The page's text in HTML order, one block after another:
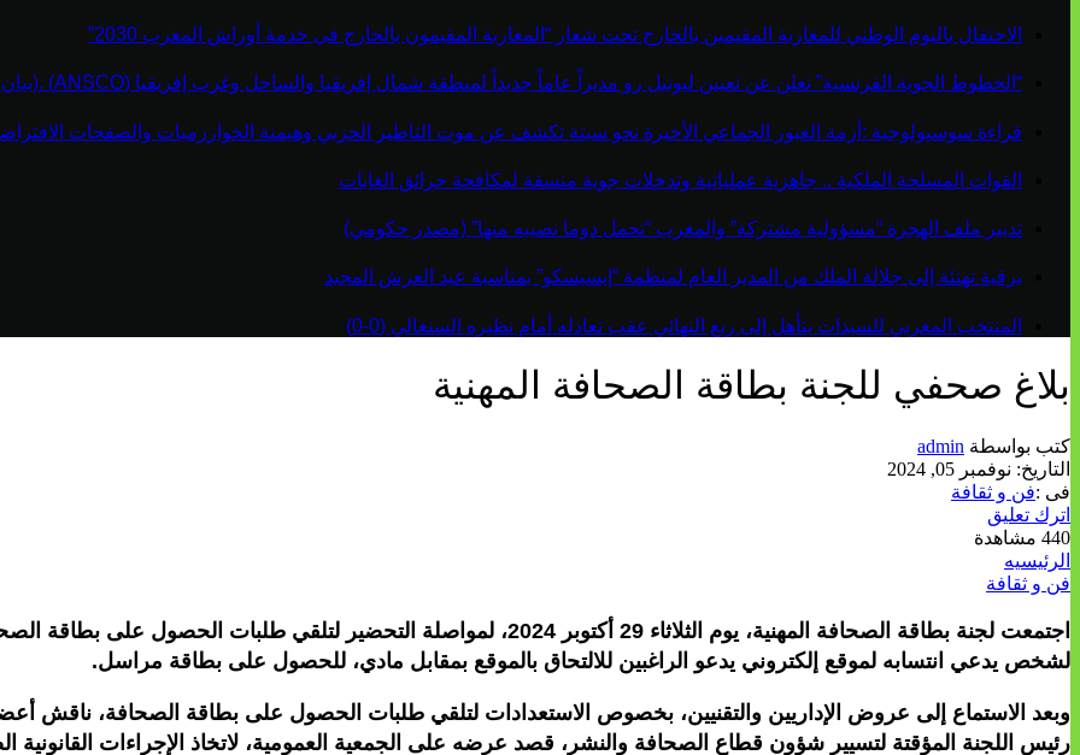
الاحتفال باليوم الوطني للمغاربة المقيمين بالخارج تحت شعار “المغاربة المقيمون بالخارج في خدمة أوراش المغرب 2030”
“الخطوط الجوية الفرنسية” تعلن عن تعيين ليونيل رو مديراً عاماً جديداً لمنطقة شمال إفريقيا والساحل وغرب إفريقيا (ANSCO) .(بيان صحفي )
قراءة سوسيولوجية :أزمة العبور الجماعي الأخيرة نحو سبتة تكشف عن موت التاطير الحزبي وهيمنة الخوارزميات والصفحات
القوات المسلحة الملكية .. جاهزية عملياتية وتدخلات جوية منسقة لمكافحة حرائق الغابات
تدبير ملف الهجرة “مسؤولية مشتركة” والمغرب “تحمل دوما نصيبه منها” (مصدر حكومي)
برقية تهنئة إلى جلالة الملك من المدير العام لمنظمة “إيسيسكو” بمناسبة عيد العرش المجيد
المنتخب المغربي للسيدات يتأهل إلى ربع النهائي عقب تعادله أمام نظيره السنغالي (0-0)
بلاغ صحفي للجنة بطاقة الصحافة المهنية
كتب بواسطة admin
التاريخ: نوفمبر 05, 2024
فى :فن و ثقافة
اترك تعليق
440 مشاهدة
الرئيسيه
فن و ثقافة
لشخص يدعي انتسابه لموقع إلكتروني يدعو الراغبين للالتحاق بالموقع بمقابل مادي، للحصول على بطاقة مراسل.
وبعد الاستماع إلى عروض الإداريين والتقنيين، بخصوص الاستعدادات لتلقي طلبات الحصول على بطاقة الصحافة، ناقش
رئيس اللجنة المؤقتة لتسيير شؤون قطاع الصحافة والنشر، قصد عرضه على الجمعية العمومية، لاتخاذ الإجراءات القانونية